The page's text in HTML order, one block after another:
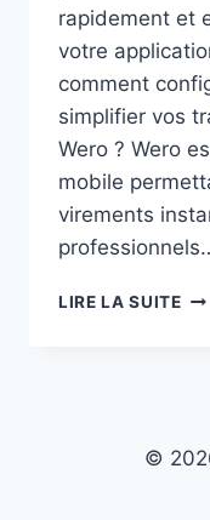
rapidement et
votre
comment
simplifier vos
Wero ? Wero
mobile
virements
LIRE LA SUITE
©